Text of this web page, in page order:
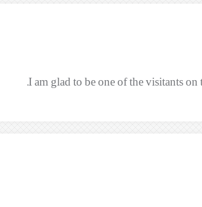
I am glad to be one of the visitants on